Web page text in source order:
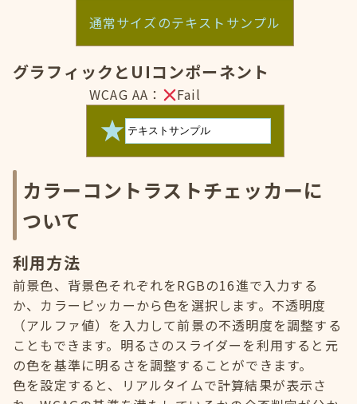
通常サイズのテキストサンプル
グラフィックとUIコンポーネント
WCAG AA： Fail
カラーコントラストチェッカーに
ついて
利用方法
前景色、背景色それぞれをRGBの16進で入力する
か、カラーピッカーから色を選択します。不透明度
（アルファ値）を入力して前景の不透明度を調整する
こともできます。明るさのスライダーを利用すると元
の色を基準に明るさを調整することができます。
色を設定すると、リアルタイムで計算結果が表示さ